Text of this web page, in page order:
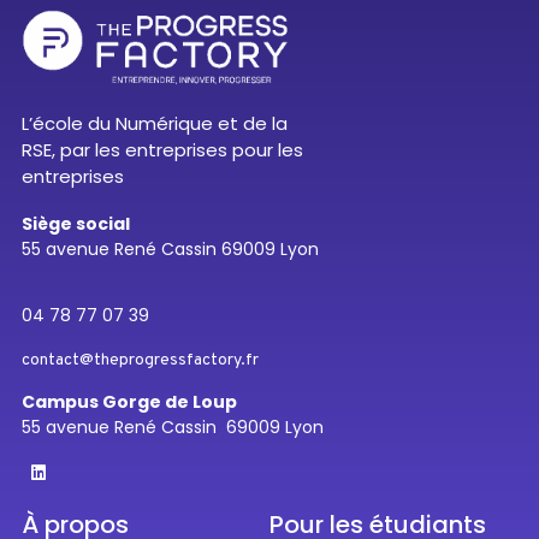
L’école du Numérique et de la
RSE, par les entreprises pour les
entreprises
Siège social
55 avenue René Cassin 69009 Lyon
04 78 77 07 39
contact@theprogressfactory.fr
Campus Gorge de Loup
55 avenue René Cassin 69009 Lyon
À propos Pour les étudiants